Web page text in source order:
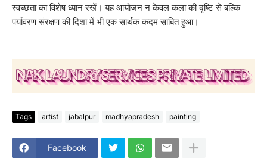
स्वच्छता का विशेष ध्यान रखें। यह आयोजन न केवल कला की दृष्टि से बल्कि
पर्यावरण संरक्षण की दिशा में भी एक सार्थक कदम साबित हुआ।
Tags artist jabalpur madhyapradesh painting
Facebook